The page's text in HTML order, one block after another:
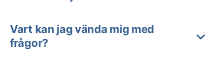
Vart kan jag vända mig med
frågor?